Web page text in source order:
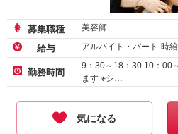
募集職種 美容師
給与 アルバイト・パート-時
勤務時間
9：30～18：30 10：00～19：00 ※店舗に
ます ※シ…
気になる